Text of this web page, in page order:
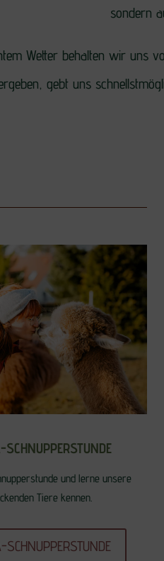
sondern
Wetter behalten wir uns
gebt uns
und lerne unsere
Tiere kennen.